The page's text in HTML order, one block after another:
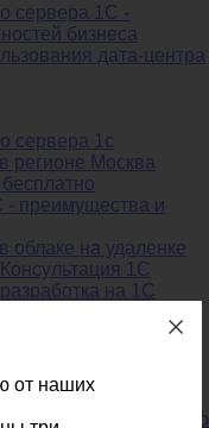
сервера 1С -
бизнеса
дата-центра
сервера 1с
регионе Москва
- преимущества и
облаке на удаленке
1С
на 1С
1С
программы, о
от наших